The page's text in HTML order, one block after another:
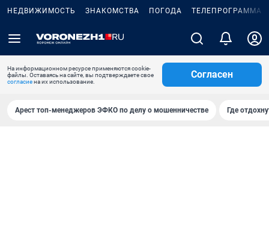
НЕДВИЖИМОСТЬ ЗНАКОМСТВА ПОГОДА ТЕЛЕПРОГРАММА
На информационном ресурсе применяются cookie-
файлы. Оставаясь на сайте, вы подтверждаете свое
согласиена их использование.
Согласен
Арест топ-менеджеров ЭФКО по делу о мошенничестве Где